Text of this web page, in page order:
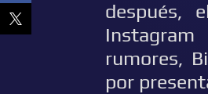
después,
rumores,
por